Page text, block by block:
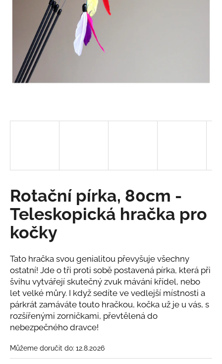
Rotační pírka, 80cm -
Teleskopická hračka pro
kočky
Tato hračka svou genialitou převyšuje všechny
ostatní! Jde o tři proti sobě postavená pírka, která při
švihu vytvářejí skutečný zvuk mávání křídel, nebo
let velké můry. I když sedíte ve vedlejší místnosti a
párkrát zamáváte touto hračkou, kočka už je u vás, s
rozšířenými zorničkami, převtělená do
nebezpečného dravce!
Můžeme doručit do: 12.8.2026
o
o
r
u
č
u
e
m
e
MINI
LENOŠKA
BÍLÁ
NEBO
PEVNÉ
KARTONOVÉ